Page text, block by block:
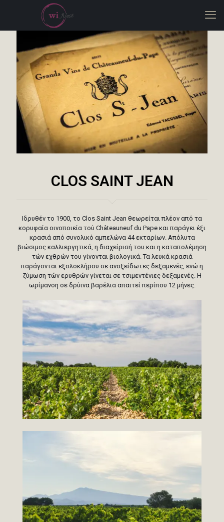
CLOS SAINT JEAN
Ιδρυθέν το 1900, το Clos Saint Jean θεωρείται πλέον από τα
κορυφαία οινοποιεία τού Châteauneuf du Pape και παράγει έξι
κρασιά από συνολικό αµπελώνα 44 εκταρίων. Απόλυτα
βιώσιµος καλλιεργητικά, η διαχείρισή του και η καταπολέµηση
τών εχθρών του γίνονται βιολογικά. Τα λευκά κρασιά
παράγονται εξολοκλήρου σε ανοξείδωτες δεξαµενές, ενώ η
ζύµωση τών ερυθρών γίνεται σε τσιµεντένιες δεξαµενές. Η
ωρίµανση σε δρύινα βαρέλια απαιτεί περίπου 12 µήνες.